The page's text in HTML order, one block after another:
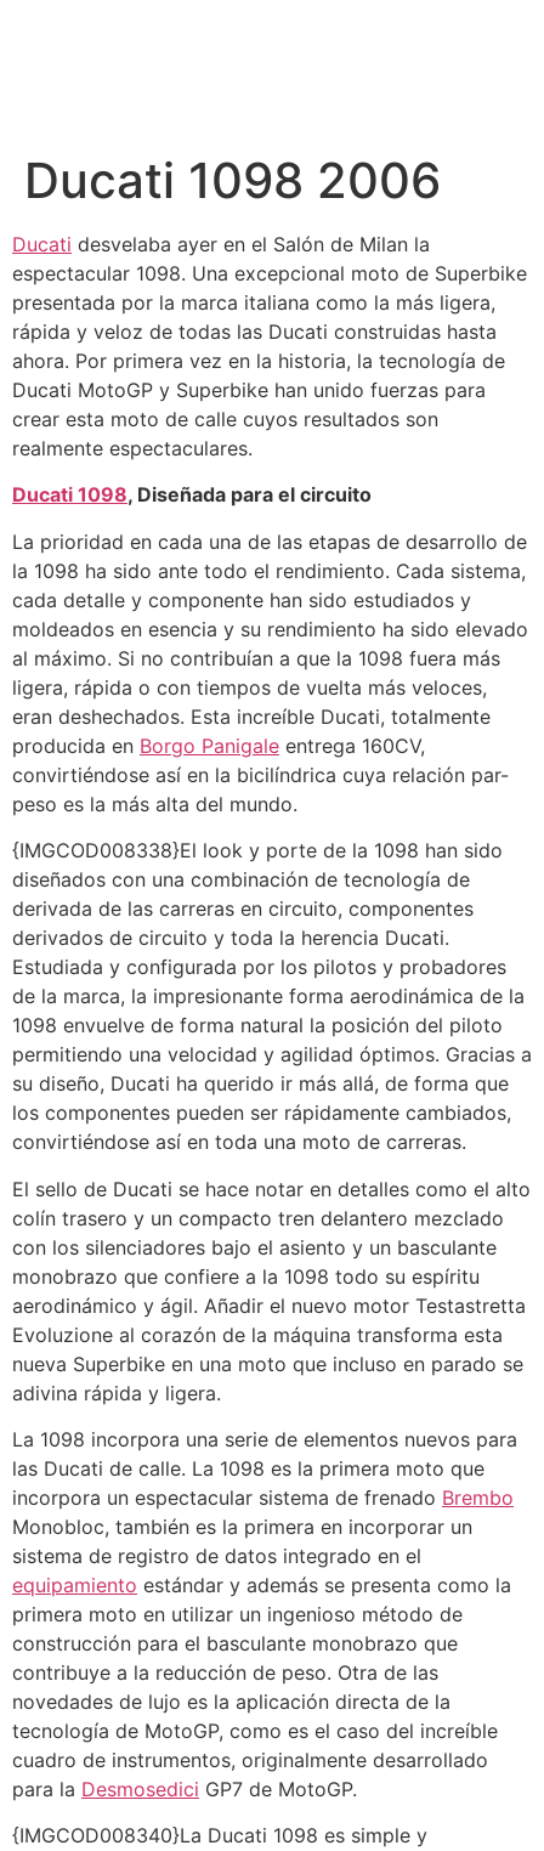
Ducati 1098 2006
Ducati desvelaba ayer en el Salón de Milan la
espectacular 1098. Una excepcional moto de Superbike
presentada por la marca italiana como la más ligera,
rápida y veloz de todas las Ducati construidas hasta
ahora. Por primera vez en la historia, la tecnología de
Ducati MotoGP y Superbike han unido fuerzas para
crear esta moto de calle cuyos resultados son
realmente espectaculares.
Ducati 1098, Diseñada para el circuito
La prioridad en cada una de las etapas de desarrollo de
la 1098 ha sido ante todo el rendimiento. Cada sistema,
cada detalle y componente han sido estudiados y
moldeados en esencia y su rendimiento ha sido elevado
al máximo. Si no contribuían a que la 1098 fuera más
ligera, rápida o con tiempos de vuelta más veloces,
eran deshechados. Esta increíble Ducati, totalmente
producida en Borgo Panigale entrega 160CV,
convirtiéndose así en la bicilíndrica cuya relación par-
peso es la más alta del mundo.
{IMGCOD008338}El look y porte de la 1098 han sido
diseñados con una combinación de tecnología de
derivada de las carreras en circuito, componentes
derivados de circuito y toda la herencia Ducati.
Estudiada y configurada por los pilotos y probadores
de la marca, la impresionante forma aerodinámica de la
1098 envuelve de forma natural la posición del piloto
permitiendo una velocidad y agilidad óptimos. Gracias a
su diseño, Ducati ha querido ir más allá, de forma que
los componentes pueden ser rápidamente cambiados,
convirtiéndose así en toda una moto de carreras.
El sello de Ducati se hace notar en detalles como el alto
colín trasero y un compacto tren delantero mezclado
con los silenciadores bajo el asiento y un basculante
monobrazo que confiere a la 1098 todo su espíritu
aerodinámico y ágil. Añadir el nuevo motor Testastretta
Evoluzione al corazón de la máquina transforma esta
nueva Superbike en una moto que incluso en parado se
adivina rápida y ligera.
La 1098 incorpora una serie de elementos nuevos para
las Ducati de calle. La 1098 es la primera moto que
incorpora un espectacular sistema de frenado Brembo
Monobloc, también es la primera en incorporar un
sistema de registro de datos integrado en el
equipamiento estándar y además se presenta como la
primera moto en utilizar un ingenioso método de
construcción para el basculante monobrazo que
contribuye a la reducción de peso. Otra de las
novedades de lujo es la aplicación directa de la
tecnología de MotoGP, como es el caso del increíble
cuadro de instrumentos, originalmente desarrollado
para la Desmosedici GP7 de MotoGP.
{IMGCOD008340}La Ducati 1098 es simple y